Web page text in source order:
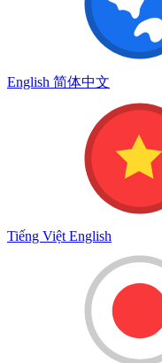
English 简体中文
Tiếng Việt English